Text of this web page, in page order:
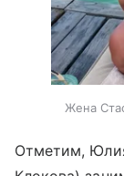
Жена
Отметим,